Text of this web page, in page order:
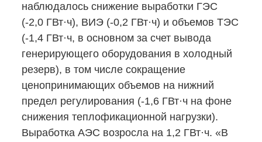
наблюдалось снижение выработки ГЭС
(-2,0 ГВт·ч), ВИЭ (-0,2 ГВт·ч) и объемов ТЭС
(-1,4 ГВт·ч, в основном за счет вывода
генерирующего оборудования в холодный
резерв), в том числе сокращение
ценопринимающих объемов на нижний
предел регулирования (-1,6 ГВт·ч на фоне
снижения теплофикационной нагрузки).
Выработка АЭС возросла на 1,2 ГВт·ч. «В